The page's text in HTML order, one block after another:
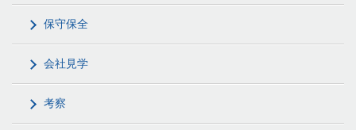
保守保全
会社見学
考察